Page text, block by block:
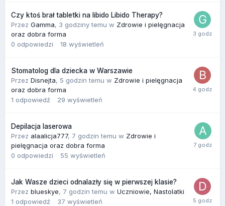
Czy ktoś brał tabletki na libido Libido Therapy?
Przez Gamma, 3 godziny temu w Zdrowie i pielęgnacja
oraz dobra forma
0 odpowiedzi 18 wyświetleń
Stomatolog dla dziecka w Warszawie
Przez Disnejta, 5 godzin temu w Zdrowie i pielęgnacja
oraz dobra forma
1 odpowiedź 29 wyświetleń
Depilacja laserowa
Przez alaalicja777, 7 godzin temu w Zdrowie i
pielęgnacja oraz dobra forma
0 odpowiedzi 55 wyświetleń
Jak Wasze dzieci odnalazły się w pierwszej klasie?
Przez blueskye, 7 godzin temu w Uczniowie, Nastolatki
1 odpowiedź 37 wyświetleń